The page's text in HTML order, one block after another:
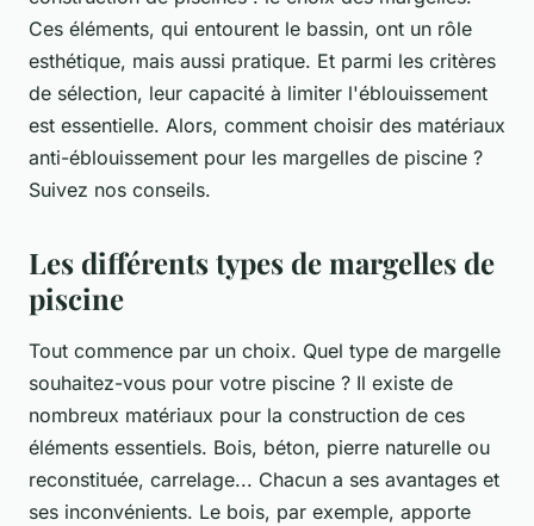
Ces éléments, qui entourent le bassin, ont un rôle
esthétique, mais aussi pratique. Et parmi les critères
de sélection, leur capacité à limiter l'éblouissement
est essentielle. Alors, comment choisir des matériaux
anti-éblouissement pour les margelles de piscine ?
Suivez nos conseils.
Les différents types de margelles de
piscine
Tout commence par un choix. Quel type de margelle
souhaitez-vous pour votre piscine ? Il existe de
nombreux matériaux pour la construction de ces
éléments essentiels. Bois, béton, pierre naturelle ou
reconstituée, carrelage... Chacun a ses avantages et
ses inconvénients. Le bois, par exemple, apporte